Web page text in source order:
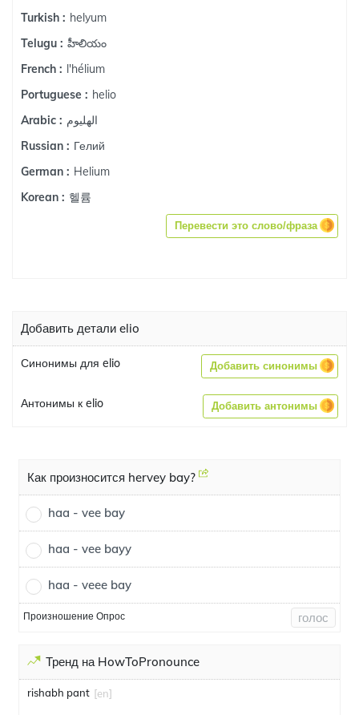
Turkish : helyum
Telugu : హీలియం
French : l'hélium
Portuguese : helio
Arabic : الهليوم
Russian : Гелий
German : Helium
Korean : 헬륨
Перевести это слово/фраза
Добавить детали elio
Синонимы для elio Добавить синонимы
Антонимы к elio Добавить антонимы
Как произносится hervey bay?
haa - vee bay
haa - vee bayy
haa - veee bay
Произношение Опрос голос
Тренд на HowToPronounce
rishabh pant [en]